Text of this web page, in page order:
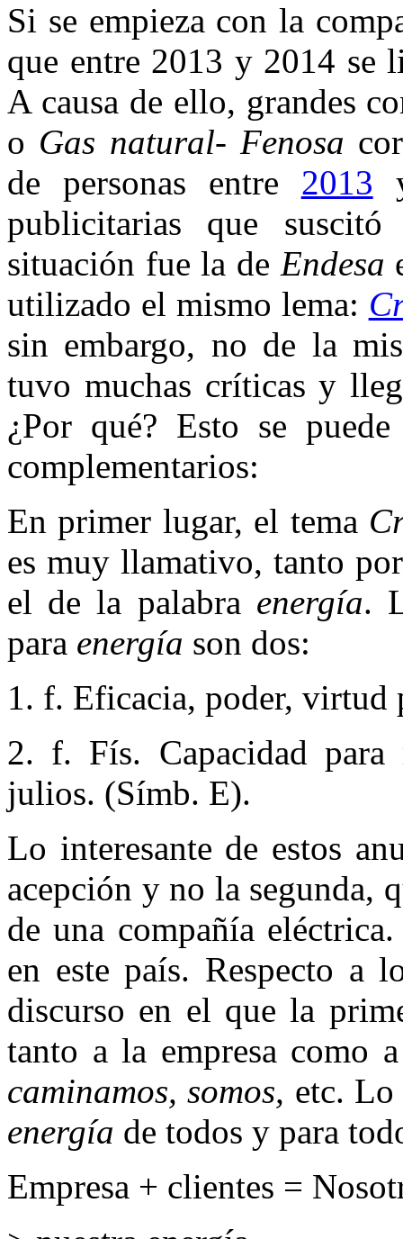
Si se empieza con la
que entre 2013 y 2014 se
A causa de ello, grandes
o Gas natural- Fenosa
de personas entre 2013
publicitarias que suscitó
situación fue la de Endesa
utilizado el mismo lema:
sin embargo, no de la
tuvo muchas críticas y
¿Por qué? Esto se
complementarios:
En primer lugar, el tema
es muy llamativo, tanto
el de la palabra energía.
para energía son dos:
1. f. Eficacia, poder, virtud
2. f. Fís. Capacidad
julios. (Símb. E).
Lo interesante de estos
acepción y no la segunda,
de una compañía
en este país. Respecto a
discurso en el que la
tanto a la empresa como
caminamos, somos, etc. Lo
energía de todos y para
Empresa + clientes =